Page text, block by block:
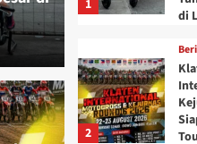
International
1
di
2